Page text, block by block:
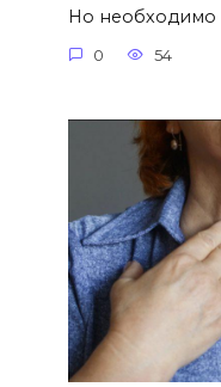
Но необходимо
0 54